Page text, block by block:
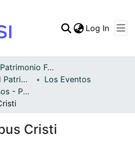
Statistics
Log In
Archivo del Patrimonio Fotográfico y Fílmico del Valle del Cauca
Fondo Archivo del Patrimonio Fotográfico y Fílmico del Valle del Cauca
Los Eventos
APFFVC - Religiosos - Patrimonial
Cristi